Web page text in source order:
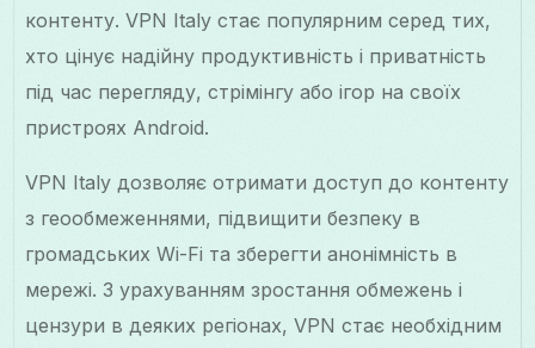
контенту. VPN Italy стає популярним серед тих,
хто цінує надійну продуктивність і приватність
під час перегляду, стрімінгу або ігор на своїх
пристроях Android.
VPN Italy дозволяє отримати доступ до контенту
з геообмеженнями, підвищити безпеку в
громадських Wi-Fi та зберегти анонімність в
мережі. З урахуванням зростання обмежень і
цензури в деяких регіонах, VPN стає необхідним